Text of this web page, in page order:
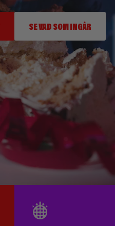
SE VAD SOM INGÅR